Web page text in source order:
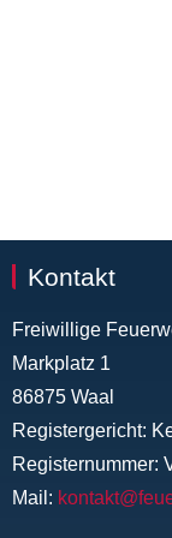
Kontakt
Freiwillige
Markplatz 1
86875 Waal
Registergericht:
Registernummer:
Mail: